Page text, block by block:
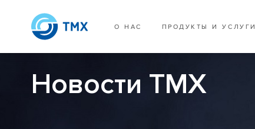
О НАС ПРОДУКТЫ И УСЛУГИ
Новости ТМХ